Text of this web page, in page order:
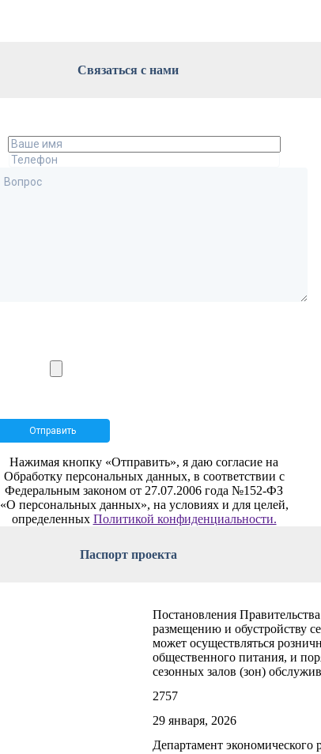
Связаться с нами
Нажимая кнопку «Отправить», я даю согласие на
Обработку персональных данных, в соответствии с
Федеральным законом от 27.07.2006 года №152-ФЗ
«О персональных данных», на условиях и для целей,
определенных Политикой конфиденциальности.
Паспорт проекта
Постановления
размещению и обустройству
может осуществляться
общественного питания, и
сезонных залов (зон)
2757
29 января, 2026
Департамент экономического